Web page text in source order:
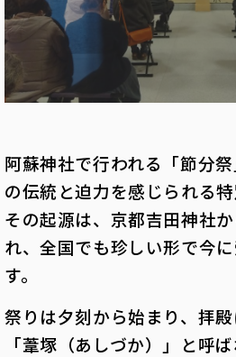
阿蘇神社で行われる「節分
の伝統と迫力を感じられる
その起源は、京都吉田神社
れ、全国でも珍しい形で今
す。
祭りは夕刻から始まり、拝
「葦塚（あしづか）」と呼